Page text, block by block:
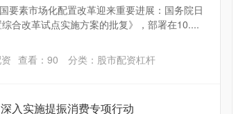
要素市场化配置改革迎来重要进展：国务院日
合改革试点实施方案的批复》，部署在10....
查看： 90 分类： 股市配资杠杆
入实施提振消费专项行动